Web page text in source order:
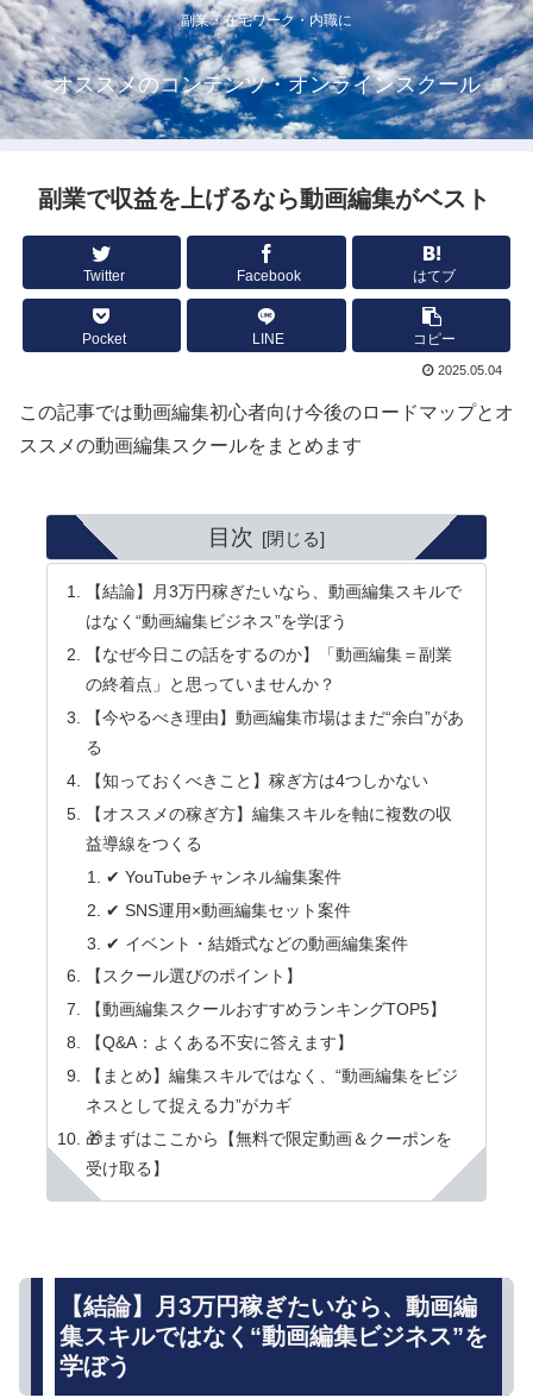
副業・在宅ワーク・内職に
オススメのコンテンツ・オンラインスクール
副業で収益を上げるなら動画編集がベスト
Twitter Facebook はてブ
Pocket LINE コピー
2025.05.04
この記事では動画編集初心者向け今後のロードマップとオ
ススメの動画編集スクールをまとめます
目次
【結論】月3万円稼ぎたいなら、動画編集スキルで
はなく“動画編集ビジネス”を学ぼう
【なぜ今日この話をするのか】「動画編集＝副業
の終着点」と思っていませんか？
【今やるべき理由】動画編集市場はまだ“余白”があ
る
【知っておくべきこと】稼ぎ方は4つしかない
【オススメの稼ぎ方】編集スキルを軸に複数の収
益導線をつくる
✔ YouTubeチャンネル編集案件
✔ SNS運用×動画編集セット案件
✔ イベント・結婚式などの動画編集案件
【スクール選びのポイント】
【動画編集スクールおすすめランキングTOP5】
【Q&A：よくある不安に答えます】
【まとめ】編集スキルではなく、“動画編集をビジ
ネスとして捉える力”がカギ
🎁まずはここから【無料で限定動画＆クーポンを
受け取る】
【結論】月3万円稼ぎたいなら、動画編
集スキルではなく“動画編集ビジネス”を
学ぼう